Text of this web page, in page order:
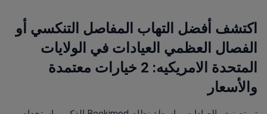
اكتشف أفضل التهاب المفاصل التنكسي أو
الفصال العظمي العيادات في الولايات
المتحدة الامريكيه: 2 خيارات معتمدة
والأسعار